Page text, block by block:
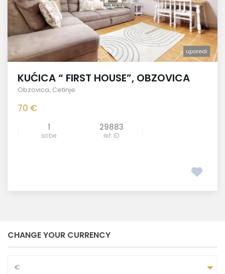
uporedi
KUĆICA “ FIRST HOUSE”, OBZOVICA
Obzovica, Cetinje
70 €
1
sobe
29883
ref. ID
CHANGE YOUR CURRENCY
€